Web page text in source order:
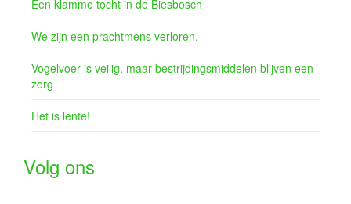
Een klamme tocht in de Biesbosch
We zijn een prachtmens verloren.
Vogelvoer is veilig, maar bestrijdingsmiddelen blijven een
zorg
Het is lente!
Volg ons